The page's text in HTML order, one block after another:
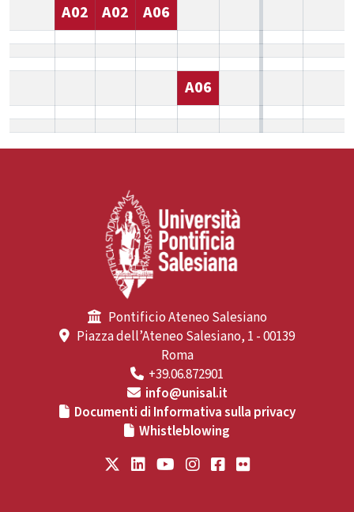
A02 A02 A06
A06
Pontificio Ateneo Salesiano
Piazza dell’Ateneo Salesiano, 1 - 00139
Roma
+39.06.872901
info@unisal.it
Documenti di Informativa sulla privacy
Whistleblowing